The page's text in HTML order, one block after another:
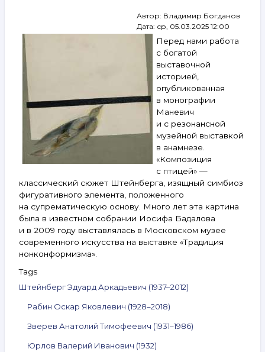
Бух
Автор: Владимир Богданов
Дата: ср, 05.03.2025 12:00
Перед нами работа
с богатой
выставочной
историей,
опубликованная
в монографии
Маневич
и с резонансной
музейной выставкой
в анамнезе.
«Композиция
с птицей» —
классический сюжет Штейнберга, изящный симбиоз
фигуративного элемента, положенного
на супрематическую основу. Много лет эта картина
была в известном собрании Иосифа Бадалова
и в 2009 году выставлялась в Московском музее
современного искусства на выставке «Традиция
нонконформизма».
Tags
Штейнберг Эдуард Аркадьевич (1937–2012)
Рабин Оскар Яковлевич (1928–2018)
Зверев Анатолий Тимофеевич (1931–1986)
Юрлов Валерий Иванович (1932)